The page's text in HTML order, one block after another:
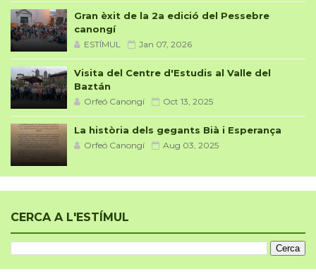
Gran èxit de la 2a edició del Pessebre
canongí
ESTÍMUL Jan 07, 2026
Visita del Centre d'Estudis al Valle del
Baztán
Orfeó Canongí Oct 13, 2025
La història dels gegants Bià i Esperança
Orfeó Canongí Aug 03, 2025
CERCA A L'ESTÍMUL